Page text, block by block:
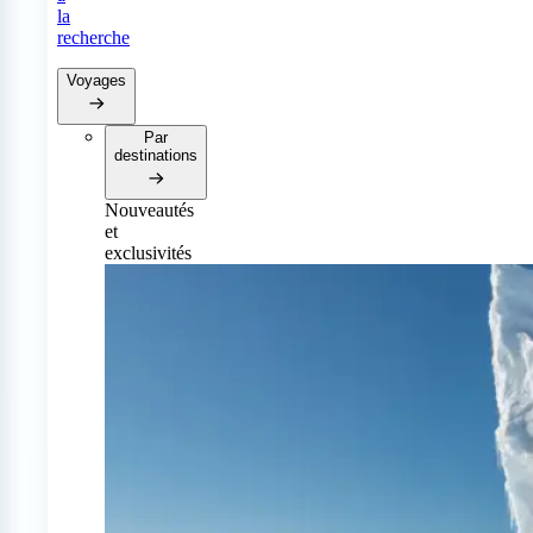
la
recherche
Voyages
Par
destinations
Nouveautés
et
exclusivités